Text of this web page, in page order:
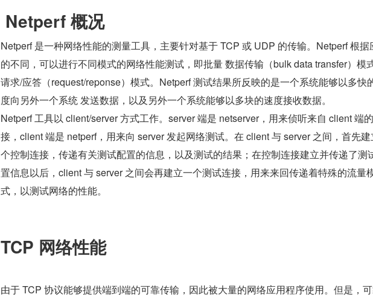
Netperf 概况
Netperf 是一种网络性能的测量工具，主要针对基于 TCP 或 UDP 的传输。Netperf 根据
的不同，可以进行不同模式的网络性能测试，即批量 数据传输（bulk data transfer）模
请求/应答（request/reponse）模式。Netperf 测试结果所反映的是一个系统能够以多快
度向另外一个系统 发送数据，以及另外一个系统能够以多块的速度接收数据。
Netperf 工具以 client/server 方式工作。server 端是 netserver，用来侦听来自 client 端
接，client 端是 netperf，用来向 server 发起网络测试。在 client 与 server 之间，首先建
个控制连接，传递有关测试配置的信息，以及测试的结果；在控制连接建立并传递了测
置信息以后，client 与 server 之间会再建立一个测试连接，用来来回传递着特殊的流量
式，以测试网络的性能。
TCP 网络性能
由于 TCP 协议能够提供端到端的可靠传输，因此被大量的网络应用程序使用。但是，